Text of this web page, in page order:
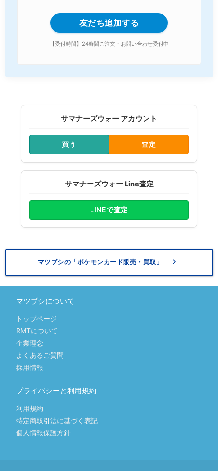
友だち追加する
【受付時間】24時間ご注文・お問い合わせ受付中
サマナーズウォー アカウント
買う 査定
サマナーズウォー Line査定
LINEで査定
マツブシの「ポケモンカード販売・買取」 keyboard_arrow_right
マツブシについて
トップページ
RMTについて
企業理念
よくあるご質問
採用情報
プライバシーと利用規約
利用規約
特定商取引法に基づく表記
個人情報保護方針